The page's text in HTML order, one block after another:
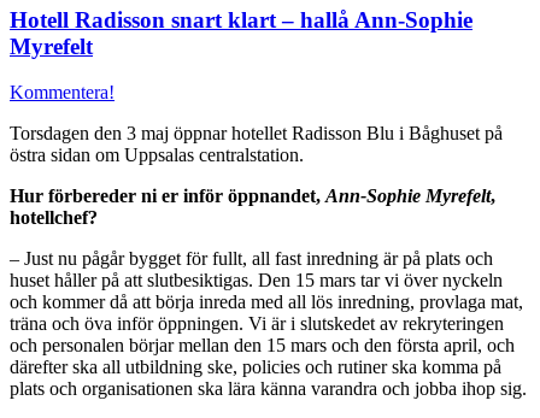
Hotell Radisson snart klart – hallå Ann-Sophie
Myrefelt
Kommentera!
Torsdagen den 3 maj öppnar hotellet Radisson Blu i Båghuset på
östra sidan om Uppsalas centralstation.
Hur förbereder ni er inför öppnandet, Ann-Sophie Myrefelt,
hotellchef?
– Just nu pågår bygget för fullt, all fast inredning är på plats och
huset håller på att slutbesiktigas. Den 15 mars tar vi över nyckeln
och kommer då att börja inreda med all lös inredning, provlaga mat,
träna och öva inför öppningen. Vi är i slutskedet av rekryteringen
och personalen börjar mellan den 15 mars och den första april, och
därefter ska all utbildning ske, policies och rutiner ska komma på
plats och organisationen ska lära känna varandra och jobba ihop sig.